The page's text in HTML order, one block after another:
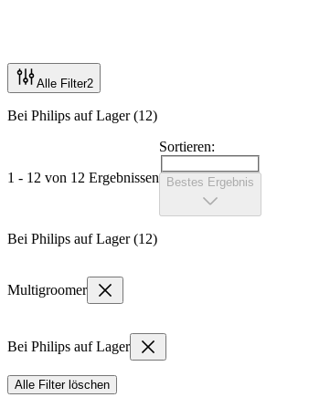
Alle Filter2
Bei Philips auf Lager (12)
1 - 12 von 12 Ergebnissen
Sortieren:
Bestes Ergebnis
Bei Philips auf Lager (12)
Multigroomer
Bei Philips auf Lager
Alle Filter löschen